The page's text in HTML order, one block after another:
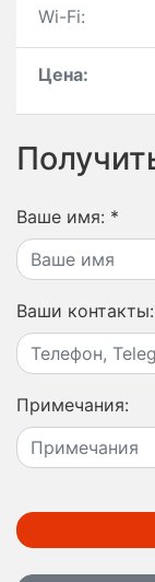
Wi-Fi:
Цена:
Ваше имя: *
Ваши контакты:
Примечания: